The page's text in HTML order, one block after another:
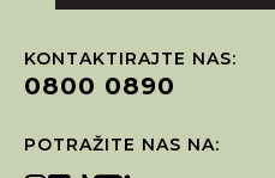
KONTAKTIRAJTE NAS:
0800 0890
POTRAŽITE NAS NA: